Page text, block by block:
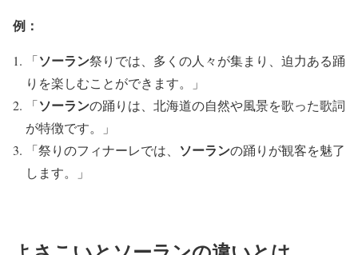
例：
「ソーラン祭りでは、多くの人々が集まり、迫力ある踊
りを楽しむことができます。」
「ソーランの踊りは、北海道の自然や風景を歌った歌詞
が特徴です。」
「祭りのフィナーレでは、 ソーランの踊りが観客を魅了
します。」